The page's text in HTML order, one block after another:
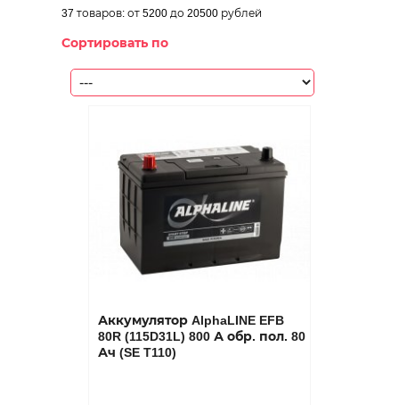
37 товаров: от 5200 до 20500 рублей
Сортировать по
Аккумулятор AlphaLINE EFB
80R (115D31L) 800 А обр. пол. 80
Ач (SE T110)